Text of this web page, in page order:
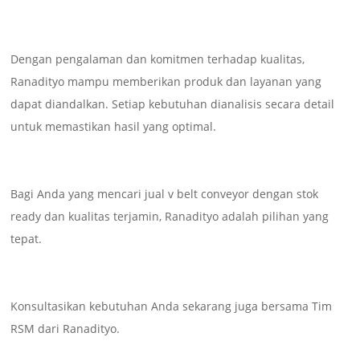
Dengan pengalaman dan komitmen terhadap kualitas,
Ranadityo mampu memberikan produk dan layanan yang
dapat diandalkan. Setiap kebutuhan dianalisis secara detail
untuk memastikan hasil yang optimal.
Bagi Anda yang mencari jual v belt conveyor dengan stok
ready dan kualitas terjamin, Ranadityo adalah pilihan yang
tepat.
Konsultasikan kebutuhan Anda sekarang juga bersama Tim
RSM dari Ranadityo.